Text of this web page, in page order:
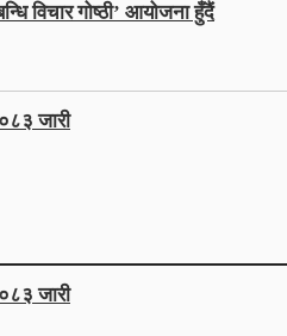
विचार गोष्ठी’ आयोजना हुँदैं
जारी
जारी